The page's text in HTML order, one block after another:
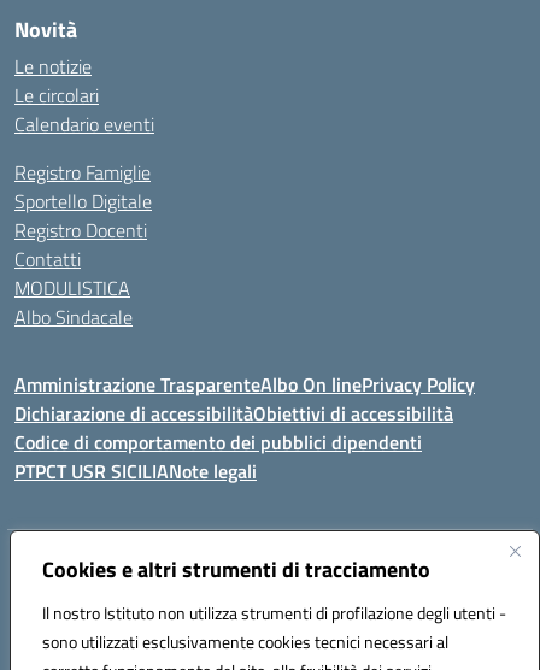
Cookies e altri strumenti di tracciamento
Il nostro Istituto non utilizza strumenti di profilazione degli utenti -
sono utilizzati esclusivamente cookies tecnici necessari al
Novità
Le notizie
Le circolari
Calendario eventi
Registro Famiglie
Sportello Digitale
Registro Docenti
Contatti
MODULISTICA
Albo Sindacale
Amministrazione TrasparenteAlbo On linePrivacy Policy
Dichiarazione di accessibilitàObiettivi di accessibilità
Codice di comportamento dei pubblici dipendenti
PTPCT USR SICILIANote legali
Indirizzo:Via Enrico Fermi, 4 - Cefalù
Posta elettronica certificata (PEC):PAIC8AJ008@pec.istruzione.it
Codice fiscale: 82000590826